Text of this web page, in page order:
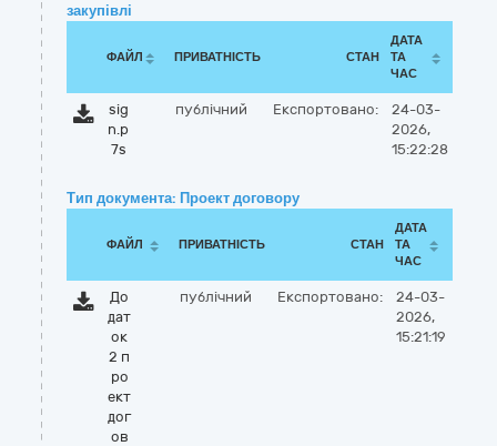
закупівлі
ФАЙЛ ПРИВАТНІСТЬ СТАН
ДАТА
ТА
ЧАС
sig
n.p
7s
публічний Експортовано:
24-03-
2026,
15:22:28
Тип документа: Проект договору
ФАЙЛ ПРИВАТНІСТЬ СТАН
ДАТА
ТА
ЧАС
До
дат
ок
2 п
ро
ект
дог
ов
публічний Експортовано:
24-03-
2026,
15:21:19